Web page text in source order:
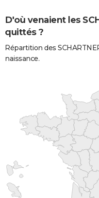
D'où venaient les
quittés ?
Répartition des
naissance.